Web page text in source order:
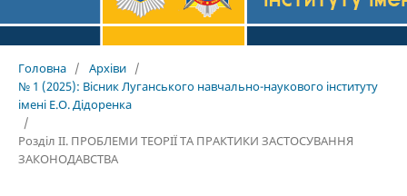
Головна / Архіви /
№ 1 (2025): Вісник Луганського навчально-наукового інституту
імені Е.О. Дідоренка
/
Розділ II. ПРОБЛЕМИ ТЕОРІЇ ТА ПРАКТИКИ ЗАСТОСУВАННЯ
ЗАКОНОДАВСТВА